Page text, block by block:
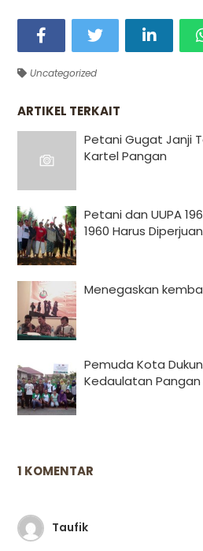
Uncategorized
ARTIKEL TERKAIT
Petani Gugat Janji
Kartel Pangan
Petani dan UUPA
1960 Harus
Menegaskan
Pemuda Kota
Kedaulatan Pangan
1 KOMENTAR
Taufik